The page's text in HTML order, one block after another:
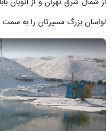
لواسان بزرگ مسیرتان را به